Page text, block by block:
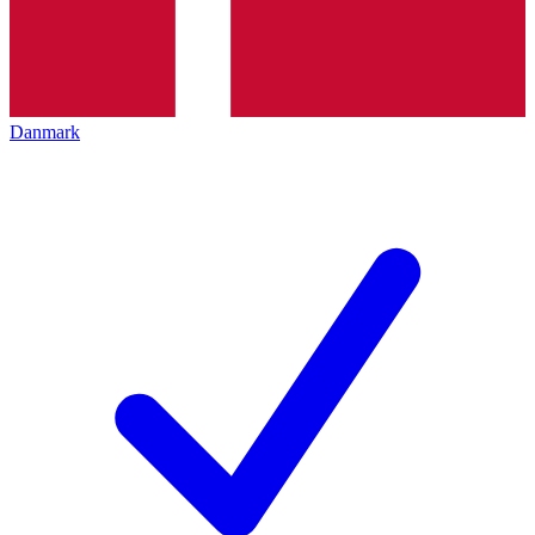
Danmark